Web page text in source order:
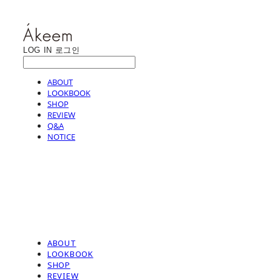
LOG IN 로그인
ABOUT
LOOKBOOK
SHOP
REVIEW
Q&A
NOTICE
ABOUT
LOOKBOOK
SHOP
REVIEW